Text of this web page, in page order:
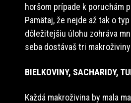
horšom prípade k poruchám
Pamätaj, že nejde až tak o
dôležitejšiu úlohu zohráva
seba dostávaš tri
BIELKOVINY, SACHARIDY,
Každá makroživina by mala